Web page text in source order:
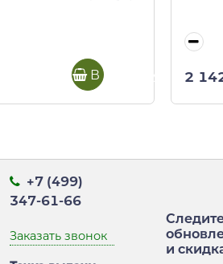
В корзину 2
+7 (499)
347-61-66
Заказать звонок
и